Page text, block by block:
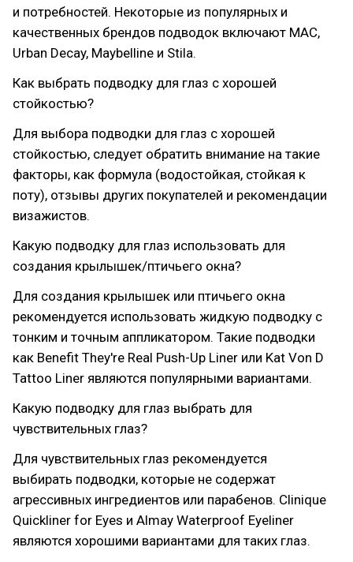
и потребностей. Некоторые из популярных и
качественных брендов подводок включают MAC,
Urban Decay, Maybelline и Stila.
Как выбрать подводку для глаз с хорошей
стойкостью?
Для выбора подводки для глаз с хорошей
стойкостью, следует обратить внимание на такие
факторы, как формула (водостойкая, стойкая к
поту), отзывы других покупателей и рекомендации
визажистов.
Какую подводку для глаз использовать для
создания крылышек/птичьего окна?
Для создания крылышек или птичьего окна
рекомендуется использовать жидкую подводку с
тонким и точным аппликатором. Такие подводки
как Benefit They're Real Push-Up Liner или Kat Von D
Tattoo Liner являются популярными вариантами.
Какую подводку для глаз выбрать для
чувствительных глаз?
Для чувствительных глаз рекомендуется
выбирать подводки, которые не содержат
агрессивных ингредиентов или парабенов. Clinique
Quickliner for Eyes и Almay Waterproof Eyeliner
являются хорошими вариантами для таких глаз.